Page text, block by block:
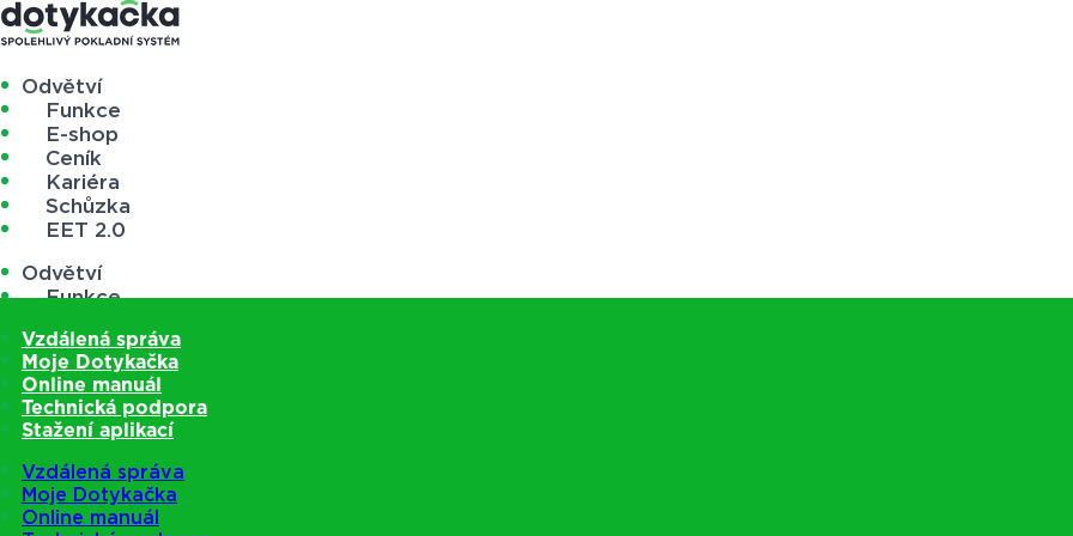
Odvětví
Funkce
E-shop
Ceník
Kariéra
Schůzka
EET 2.0
Odvětví
Funkce
Ceník
Kariéra
Schůzka
EET 2.0
Vzdálená správa
Moje Dotykačka
Online manuál
Technická podpora
Stažení aplikací
Vzdálená správa
Moje Dotykačka
Online manuál